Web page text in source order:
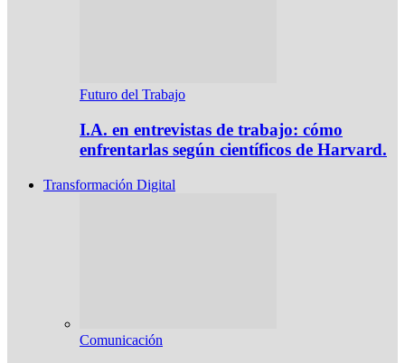
Futuro del Trabajo
I.A. en entrevistas de trabajo: cómo
enfrentarlas según científicos de Harvard.
Transformación Digital
Comunicación